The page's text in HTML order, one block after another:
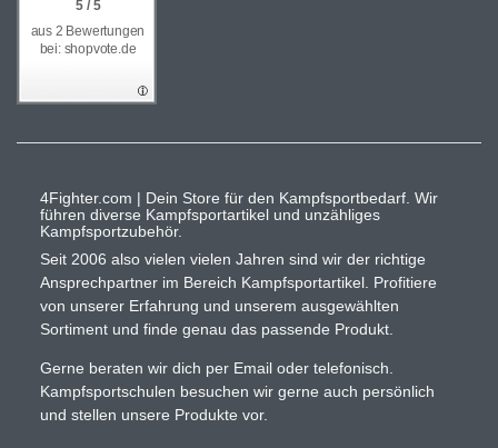
5 / 5
aus 2 Bewertungen
bei: shopvote.de
4Fighter.com | Dein Store für den Kampfsportbedarf. Wir
führen diverse Kampfsportartikel und unzähliges
Kampfsportzubehör.
Seit 2006 also vielen vielen Jahren sind wir der richtige
Ansprechpartner im Bereich Kampfsportartikel. Profitiere
von unserer Erfahrung und unserem ausgewählten
Sortiment und finde genau das passende Produkt.
Gerne beraten wir dich per Email oder telefonisch.
Kampfsportschulen besuchen wir gerne auch persönlich
und stellen unsere Produkte vor.